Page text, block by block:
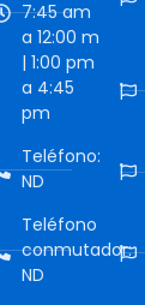
7:45 am
a 12:00 m
| 1:00 pm
a 4:45
pm
Teléfono:
ND
Teléfono
conmutador:
ND